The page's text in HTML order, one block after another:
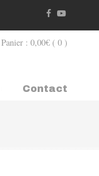
Panier : 0,00€ ( 0 )
Contact